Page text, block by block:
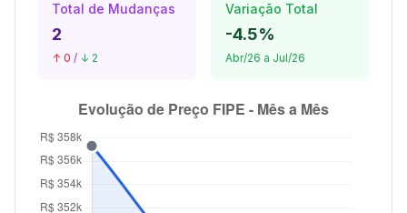
Total de Mudanças
2
↑ 0 / ↓ 2
Variação Total
-4.5%
Abr/26 a Jul/26